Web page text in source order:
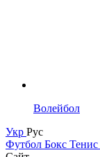
Волейбол
Укр Рус
Футбол Бокс Тенис